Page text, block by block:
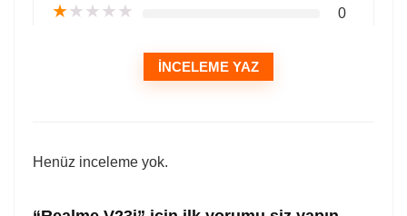
★★★★★ 0
İNCELEME YAZ
Henüz inceleme yok.